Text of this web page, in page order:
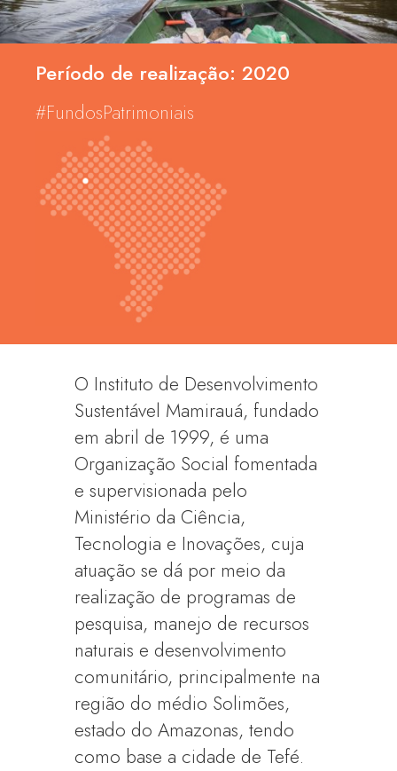
Período de realização: 2020
#FundosPatrimoniais
O Instituto de Desenvolvimento
Sustentável Mamirauá, fundado
em abril de 1999, é uma
Organização Social fomentada
e supervisionada pelo
Ministério da Ciência,
Tecnologia e Inovações, cuja
atuação se dá por meio da
realização de programas de
pesquisa, manejo de recursos
naturais e desenvolvimento
comunitário, principalmente na
região do médio Solimões,
estado do Amazonas, tendo
como base a cidade de Tefé.